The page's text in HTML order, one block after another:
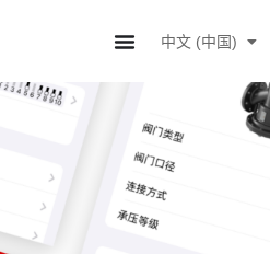
中文 (中国)
English